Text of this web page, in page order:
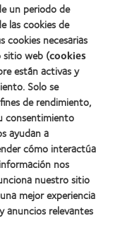
un periodo de
las cookies de
cookies necesarias
sitio web (cookies
están activas y
Solo se
de rendimiento,
consentimiento
ayudan a
cómo interactúa
nos
nuestro sitio
mejor experiencia
anuncios relevantes